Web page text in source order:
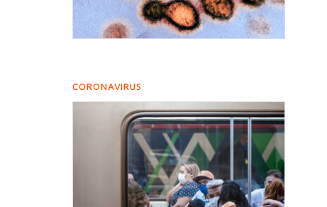
CORONAVIRUS